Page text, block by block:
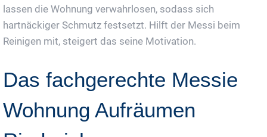
lassen die Wohnung verwahrlosen, sodass sich
hartnäckiger Schmutz festsetzt. Hilft der Messi beim
Reinigen mit, steigert das seine Motivation.
Das fachgerechte Messie
Wohnung Aufräumen